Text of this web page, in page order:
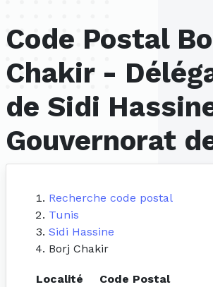
Code Postal
Chakir -
de Sidi
Gouvernorat
Recherche code postal
Tunis
Sidi Hassine
Borj Chakir
Localité
Code Postal